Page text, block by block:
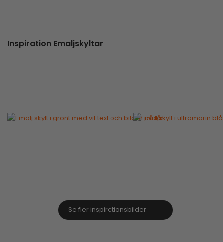
Inspiration Emaljskyltar
Se fler inspirationsbilder